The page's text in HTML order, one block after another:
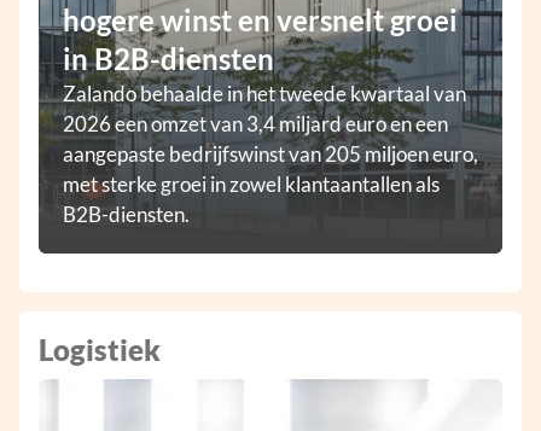
hogere winst en versnelt groei
in B2B-diensten
Zalando behaalde in het tweede kwartaal van
2026 een omzet van 3,4 miljard euro en een
aangepaste bedrijfswinst van 205 miljoen euro,
met sterke groei in zowel klantaantallen als
B2B-diensten.
Logistiek